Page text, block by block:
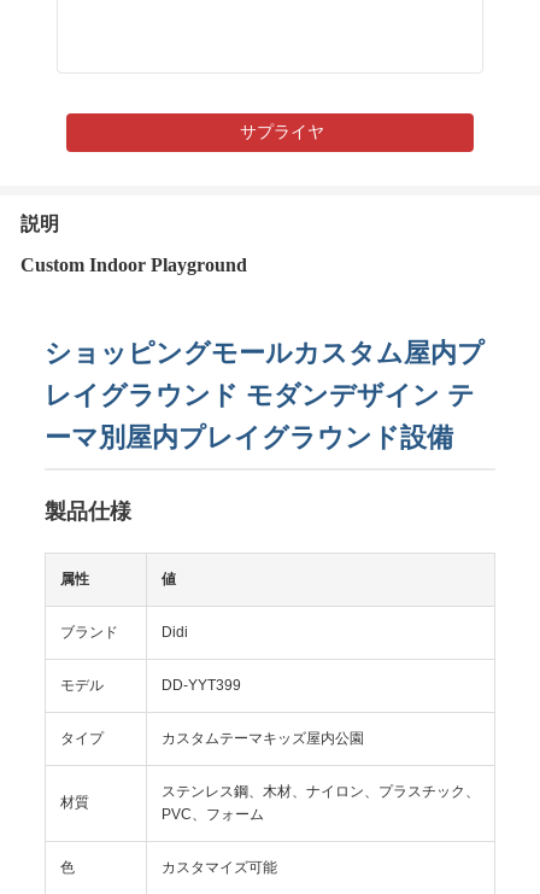
サプライヤ
説明
Custom Indoor Playground
ショッピングモールカスタム屋内プ
レイグラウンド モダンデザイン テ
ーマ別屋内プレイグラウンド設備
製品仕様
属性 値
ブランド Didi
モデル DD-YYT399
タイプ カスタムテーマキッズ屋内公園
材質
ステンレス鋼、木材、ナイロン、プラスチック、
PVC、フォーム
色 カスタマイズ可能